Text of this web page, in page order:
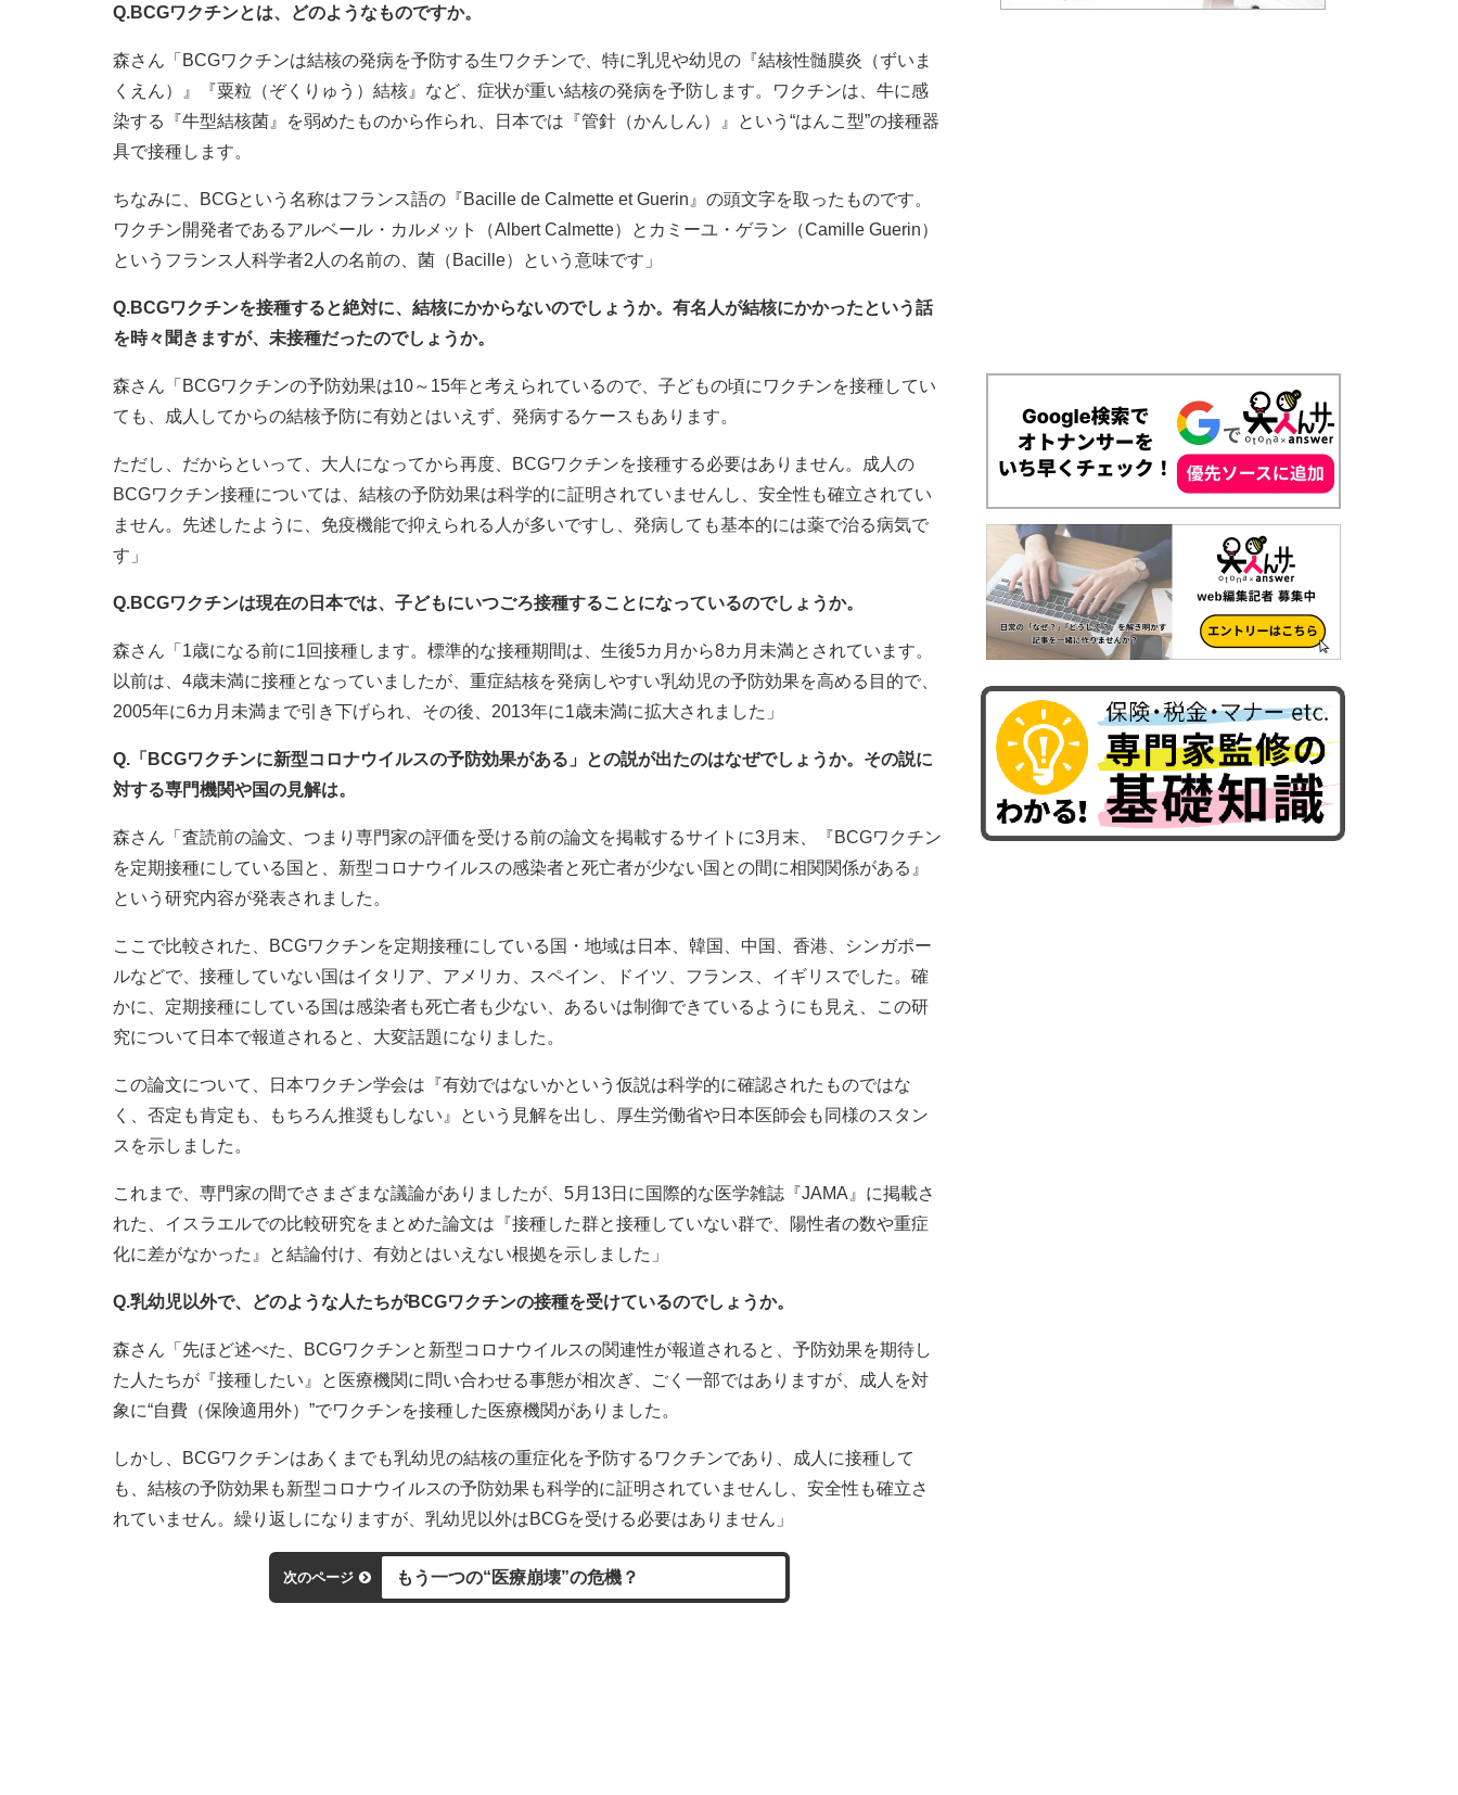
Q.BCGワクチンとは、どのようなものですか。
森さん「BCGワクチンは結核の発病を予防する生ワクチンで、特に乳児や幼児の『結核性髄膜炎（ずいま
くえん）』『粟粒（ぞくりゅう）結核』など、症状が重い結核の発病を予防します。ワクチンは、牛に感
染する『牛型結核菌』を弱めたものから作られ、日本では『管針（かんしん）』という“はんこ型”の接種器
具で接種します。
ちなみに、BCGという名称はフランス語の『Bacille de Calmette et Guerin』の頭文字を取ったものです。
ワクチン開発者であるアルベール・カルメット（Albert Calmette）とカミーユ・ゲラン（Camille Guerin）
というフランス人科学者2人の名前の、菌（Bacille）という意味です」
Q.BCGワクチンを接種すると絶対に、結核にかからないのでしょうか。有名人が結核にかかったという話
を時々聞きますが、未接種だったのでしょうか。
森さん「BCGワクチンの予防効果は10～15年と考えられているので、子どもの頃にワクチンを接種してい
ても、成人してからの結核予防に有効とはいえず、発病するケースもあります。
ただし、だからといって、大人になってから再度、BCGワクチンを接種する必要はありません。成人の
BCGワクチン接種については、結核の予防効果は科学的に証明されていませんし、安全性も確立されてい
ません。先述したように、免疫機能で抑えられる人が多いですし、発病しても基本的には薬で治る病気で
す」
Q.BCGワクチンは現在の日本では、子どもにいつごろ接種することになっているのでしょうか。
森さん「1歳になる前に1回接種します。標準的な接種期間は、生後5カ月から8カ月未満とされています。
以前は、4歳未満に接種となっていましたが、重症結核を発病しやすい乳幼児の予防効果を高める目的で、
2005年に6カ月未満まで引き下げられ、その後、2013年に1歳未満に拡大されました」
Q.「BCGワクチンに新型コロナウイルスの予防効果がある」との説が出たのはなぜでしょうか。その説に
対する専門機関や国の見解は。
森さん「査読前の論文、つまり専門家の評価を受ける前の論文を掲載するサイトに3月末、『BCGワクチン
を定期接種にしている国と、新型コロナウイルスの感染者と死亡者が少ない国との間に相関関係がある』
という研究内容が発表されました。
ここで比較された、BCGワクチンを定期接種にしている国・地域は日本、韓国、中国、香港、シンガポー
ルなどで、接種していない国はイタリア、アメリカ、スペイン、ドイツ、フランス、イギリスでした。確
かに、定期接種にしている国は感染者も死亡者も少ない、あるいは制御できているようにも見え、この研
究について日本で報道されると、大変話題になりました。
この論文について、日本ワクチン学会は『有効ではないかという仮説は科学的に確認されたものではな
く、否定も肯定も、もちろん推奨もしない』という見解を出し、厚生労働省や日本医師会も同様のスタン
スを示しました。
これまで、専門家の間でさまざまな議論がありましたが、5月13日に国際的な医学雑誌『JAMA』に掲載さ
れた、イスラエルでの比較研究をまとめた論文は『接種した群と接種していない群で、陽性者の数や重症
化に差がなかった』と結論付け、有効とはいえない根拠を示しました」
Q.乳幼児以外で、どのような人たちがBCGワクチンの接種を受けているのでしょうか。
森さん「先ほど述べた、BCGワクチンと新型コロナウイルスの関連性が報道されると、予防効果を期待し
た人たちが『接種したい』と医療機関に問い合わせる事態が相次ぎ、ごく一部ではありますが、成人を対
象に“自費（保険適用外）”でワクチンを接種した医療機関がありました。
しかし、BCGワクチンはあくまでも乳幼児の結核の重症化を予防するワクチンであり、成人に接種して
も、結核の予防効果も新型コロナウイルスの予防効果も科学的に証明されていませんし、安全性も確立さ
れていません。繰り返しになりますが、乳幼児以外はBCGを受ける必要はありません」
次のページ もう一つの“医療崩壊”の危機？